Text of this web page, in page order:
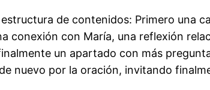
de contenidos: Primero una
conexión con María, una reflexión
un apartado con más
nuevo por la oración, invitando